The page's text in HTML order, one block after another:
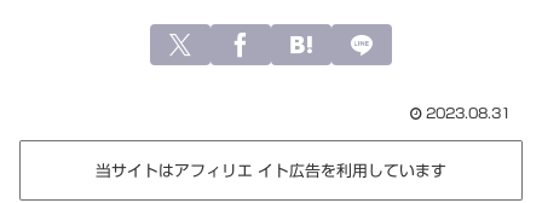
2023.08.31
当サイトはアフィリエ イト広告を利用しています